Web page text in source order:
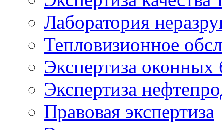
Лаборатория
Тепловизионное
Экспертиза оконных
Экспертиза
Правовая экспертиза